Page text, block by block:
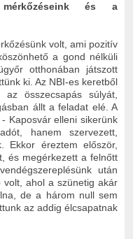
és a
volt, ami pozitív
a gond nélküli
otthonában játszott
ki. Az NBI-es keretből
az összecsapás súlyát,
állt a feladat elé. A
Kaposvár elleni sikerünk
hanem szervezett,
Ekkor éreztem először,
és megérkezett a felnőtt
után
ahol a szünetig akár
de a három null sem
az addig élcsapatnak